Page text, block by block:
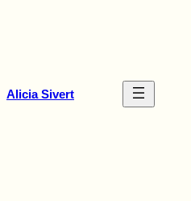
Alicia Sivert